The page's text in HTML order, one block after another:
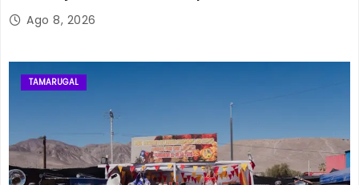
Choque
Ago 8, 2026
TAMARUGAL